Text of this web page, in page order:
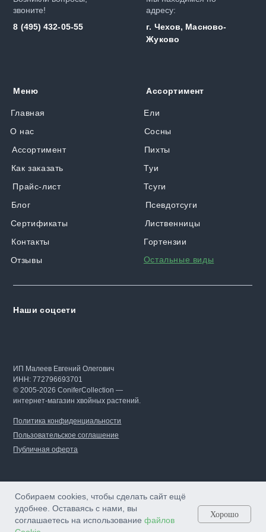
Собираем cookies, чтобы сделать сайт ещё
удобнее. Оставаясь с нами, вы
соглашаетесь на использование файлов
Хорошо
звоните!
8 (495) 432-05-55
адресу:
г. Чехов, Масново-
Жуково
Главная
Меню
О нас
Ассортимент
Как заказать
Прайс-лист
Отзывы
Контакты
Ели
Ассортимент
Сосны
Пихты
Туи
Тсуги
Псевдотсуги
Лиственницы
Гортензии
Наши соцсети
ИП Малеев Евгений Олегович
ИНН: 772796693701
© 2005-2026 ConiferCollection —
интернет-магазин хвойных растений.
Политика конфиденциальности
Пользовательское соглашение
Остальные виды
Блог
Сертификаты
Публичная оферта